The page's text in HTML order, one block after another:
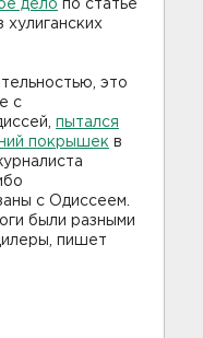
дело по статье
это
с
пытался
покрышек в
с Одиссеем.
были разными
пишет